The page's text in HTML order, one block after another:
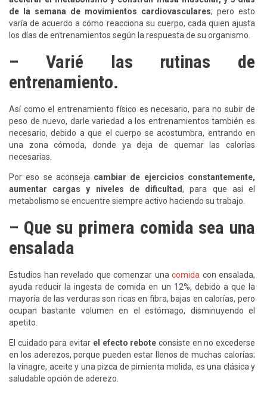
de la semana de movimientos cardiovasculares; pero esto
varía de acuerdo a cómo reacciona su cuerpo, cada quien ajusta
los días de entrenamientos según la respuesta de su organismo.
– Varié las rutinas de
entrenamiento.
Así como el entrenamiento físico es necesario, para no subir de
peso de nuevo, darle variedad a los entrenamientos también es
necesario, debido a que el cuerpo se acostumbra, entrando en
una zona cómoda, donde ya deja de quemar las calorías
necesarias.
Por eso se aconseja cambiar de ejercicios constantemente,
aumentar cargas y niveles de dificultad, para que así el
metabolismo se encuentre siempre activo haciendo su trabajo.
– Que su primera comida sea una
ensalada
Estudios han revelado que comenzar una comida con ensalada,
ayuda reducir la ingesta de comida en un 12%, debido a que la
mayoría de las verduras son ricas en fibra, bajas en calorías, pero
ocupan bastante volumen en el estómago, disminuyendo el
apetito.
El cuidado para evitar el efecto rebote consiste en no excederse
en los aderezos, porque pueden estar llenos de muchas calorías;
la vinagre, aceite y una pizca de pimienta molida, es una clásica y
saludable opción de aderezo.